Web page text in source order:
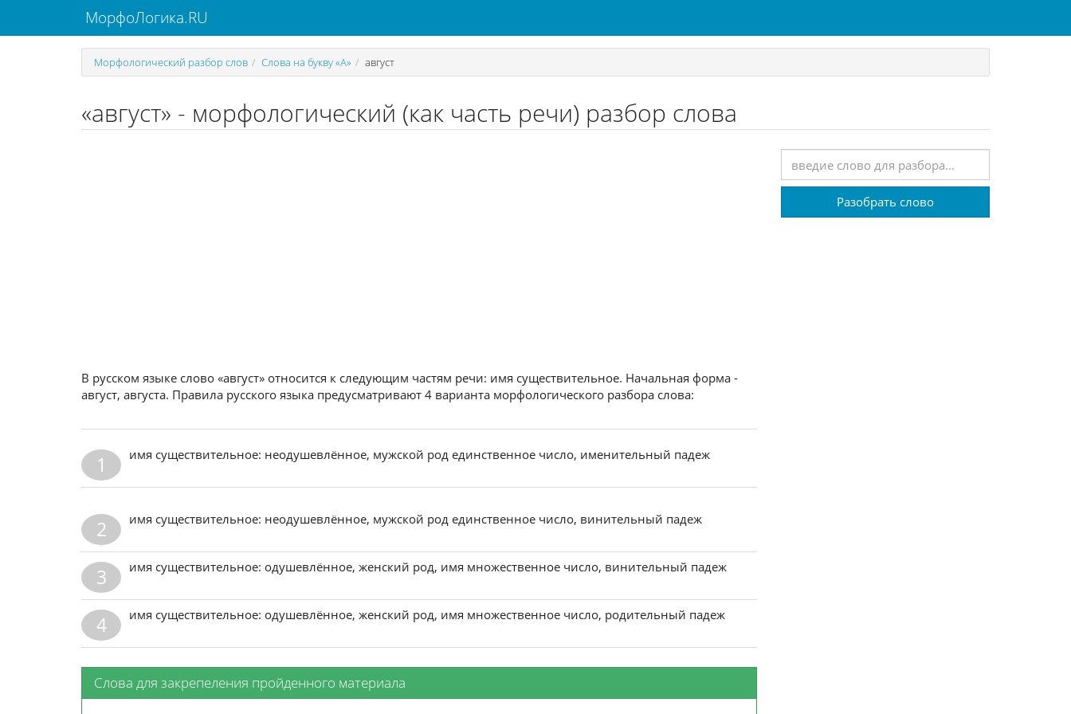
МорфоЛогика.RU
Морфологический разбор слов Слова на букву «А» август
«август» - морфологический (как часть речи) разбор слова
В русском языке слово «август» относится к следующим частям речи: имя существительное. Начальная форма -
август, августа. Правила русского языка предусматривают 4 варианта морфологического разбора слова:
1 имя существительное: неодушевлённое, мужской род единственное число, именительный падеж
2 имя существительное: неодушевлённое, мужской род единственное число, винительный падеж
3 имя существительное: одушевлённое, женский род, имя множественное число, винительный падеж
4 имя существительное: одушевлённое, женский род, имя множественное число, родительный падеж
Слова для закрепеления пройденного материала
Разобрать слово